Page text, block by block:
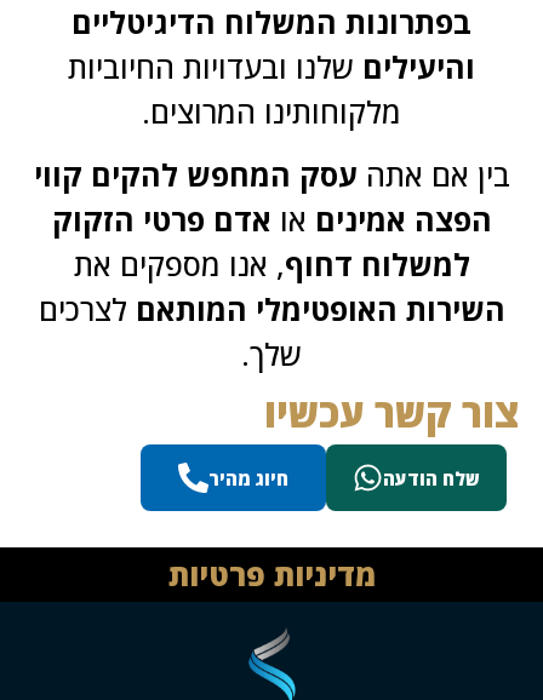
בפתרונות המשלוח הדיגיטליים
והיעיליםשלנו ובעדויות החיוביות
מלקוחותינו המרוצים.
אם אתהעסק המחפש להקים קווי
הפצה אמיניםאואדם פרטי הזקוק
למשלוח דחוף, אנו מספקים את
האופטימלי המותאםלצרכים
שלך.
קשר עכשיו
שלח הודעה חיוג מהיר
מדיניות פרטיות